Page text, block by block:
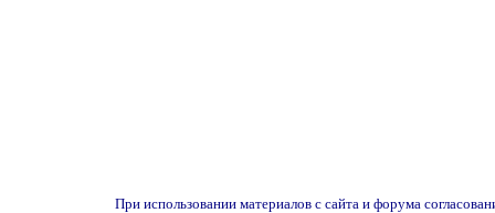
При использовании материалов с сайта и форума